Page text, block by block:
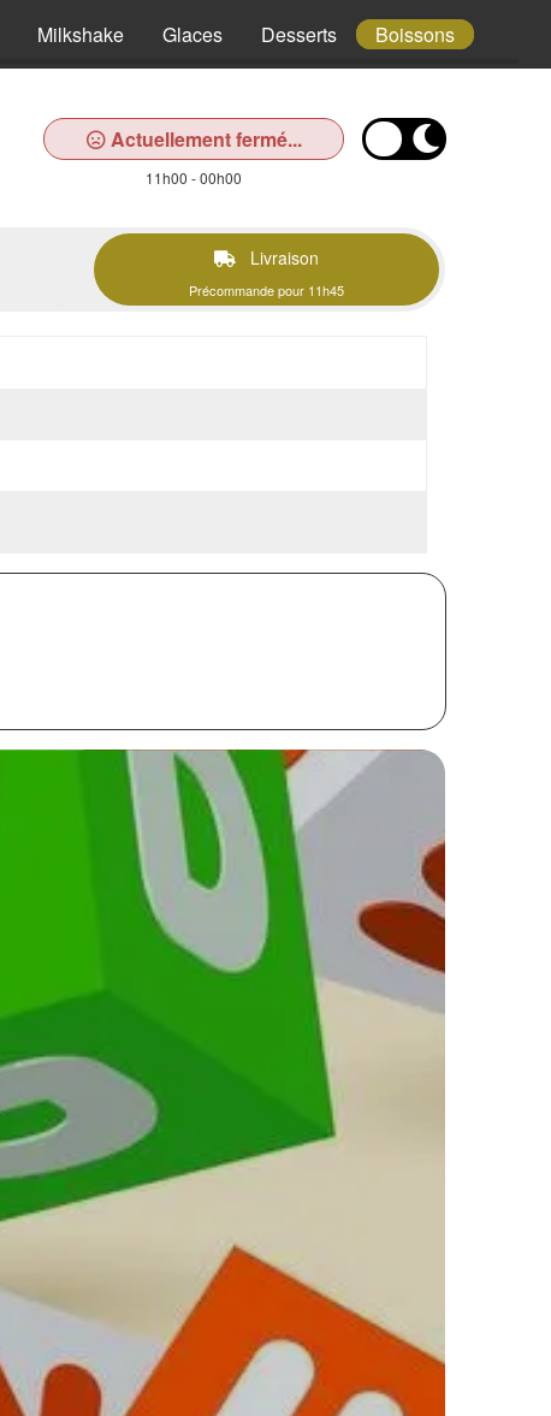
Milkshake Glaces Desserts Boissons
Actuellement fermé...
11h00 - 00h00
Livraison
Précommande pour 11h45